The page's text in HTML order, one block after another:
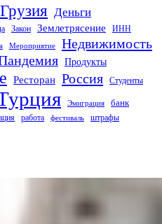
Грузия Деньги
Закон Землетрясение
ИНН
Мероприятие Недвижимость
Продукты
Ресторан Россия Студенты
Эмиграция
банк
работа фестиваль штрафы